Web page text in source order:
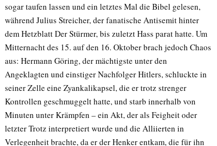
sogar taufen lassen und ein letztes Mal die Bibel gelesen,
während Julius Streicher, der fanatische Antisemit hinter
dem Hetzblatt Der Stürmer, bis zuletzt Hass parat hatte. Um
Mitternacht des 15. auf den 16. Oktober brach jedoch Chaos
aus: Hermann Göring, der mächtigste unter den
Angeklagten und einstiger Nachfolger Hitlers, schluckte in
seiner Zelle eine Zyankalikapsel, die er trotz strenger
Kontrollen geschmuggelt hatte, und starb innerhalb von
Minuten unter Krämpfen – ein Akt, der als Feigheit oder
letzter Trotz interpretiert wurde und die Alliierten in
Verlegenheit brachte, da er der Henker entkam, die für ihn